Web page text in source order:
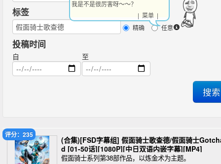
标签
精确 任意
投稿时间
自 至
评分：235
(合集)[FSD字幕组] 假面骑士歌查德/假面骑士
d [01-50话][1080P][中日双语内嵌字幕][MP4]
假面骑士系列第38部作品，以炼金术为主题。
我是不是很厉害呀～～？
| 菜单 |